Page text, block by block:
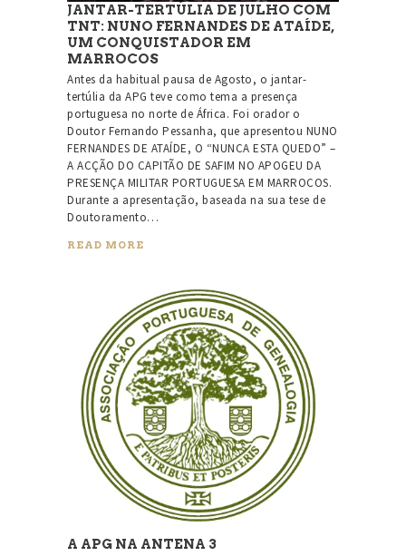
JANTAR-TERTÚLIA DE JULHO COM
TNT: NUNO FERNANDES DE ATAÍDE,
UM CONQUISTADOR EM
MARROCOS
Antes da habitual pausa de Agosto, o jantar-
tertúlia da APG teve como tema a presença
portuguesa no norte de África. Foi orador o
Doutor Fernando Pessanha, que apresentou NUNO
FERNANDES DE ATAÍDE, O “NUNCA ESTA QUEDO” –
A ACÇÃO DO CAPITÃO DE SAFIM NO APOGEU DA
PRESENÇA MILITAR PORTUGUESA EM MARROCOS.
Durante a apresentação, baseada na sua tese de
Doutoramento…
READ MORE
A APG NA ANTENA 3